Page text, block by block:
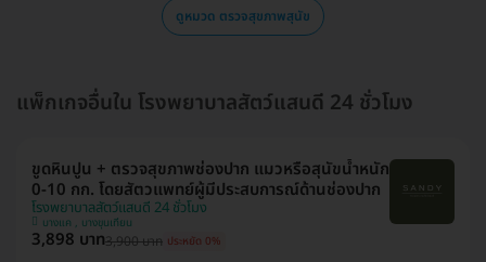
ดูหมวด ตรวจสุขภาพสุนัข
แพ็กเกจอื่นใน โรงพยาบาลสัตว์แสนดี 24 ชั่วโมง
ขูดหินปูน + ตรวจสุขภาพช่องปาก แมวหรือสุนัขน้ำหนัก
0-10 กก. โดยสัตวแพทย์ผู้มีประสบการณ์ด้านช่องปาก
โรงพยาบาลสัตว์แสนดี 24 ชั่วโมง
บางแค , บางขุนเทียน
3,898 บาท3,900 บาท ประหยัด 0%